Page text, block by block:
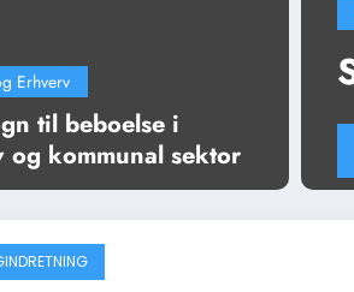
Erhverv
til beboelse i
og kommunal sektor